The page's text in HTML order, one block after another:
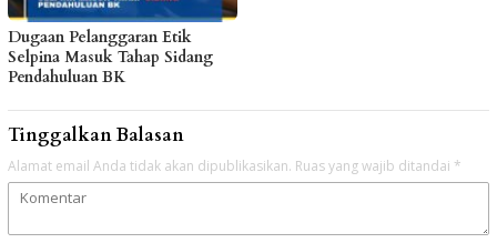
Dugaan Pelanggaran Etik
Selpina Masuk Tahap Sidang
Pendahuluan BK
Tinggalkan Balasan
Alamat email Anda tidak akan dipublikasikan. Ruas yang wajib ditandai *